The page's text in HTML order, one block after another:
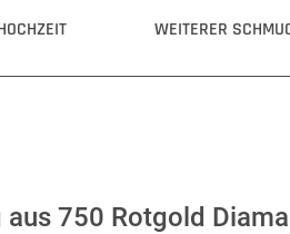
WEITERER
aus 750 Rotgold